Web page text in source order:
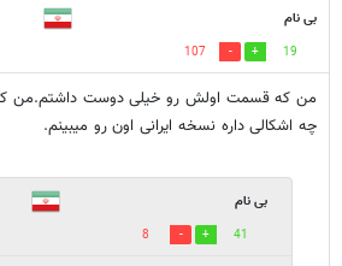
بی نام
19
107
من که قسمت اولش رو خیلی دوست داشتم.من که
چه اشکالی داره نسخه ایرانی اون رو میبینم.
بی نام
41
8